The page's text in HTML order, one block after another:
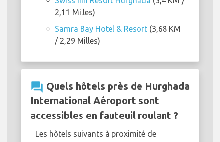
2,11 Milles)
Samra Bay Hotel & Resort (3,68 KM
/ 2,29 Milles)
question_answer Quels hôtels près de Hurghada
International Aéroport sont
accessibles en fauteuil roulant ?
Les hôtels suivants à proximité de